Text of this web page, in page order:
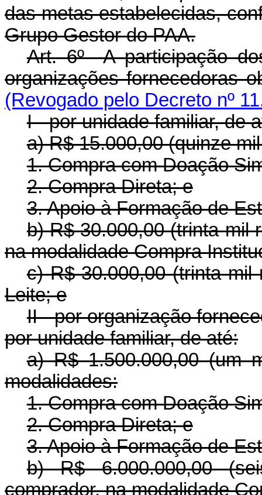
das metas estabelecidas,
Grupo Gestor do PAA.
Art. 6º A participação
organizações
(Revogado pelo Decreto nº
I - por unidade familiar, de
a) R$ 15.000,00 (quinze
1. Compra com Doação
2. Compra Direta; e
3. Apoio à Formação de
b) R$ 30.000,00 (trinta mil
na modalidade Compra
c) R$ 30.000,00 (trinta mil
Leite; e
II - por organização
por unidade familiar, de até:
a) R$ 1.500.000,00 (um
modalidades:
1. Compra com Doação
2. Compra Direta; e
3. Apoio à Formação de
b) R$ 6.000.000,00
comprador, na modalidade